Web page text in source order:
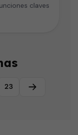
claves
23 Página